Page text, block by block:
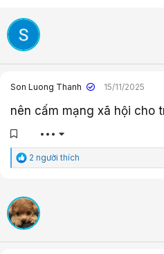
Son Luong Thanh 15/11/2025
nên cấm mạng xã hội cho
•••
C
ả
ú
c
:
2 người thích